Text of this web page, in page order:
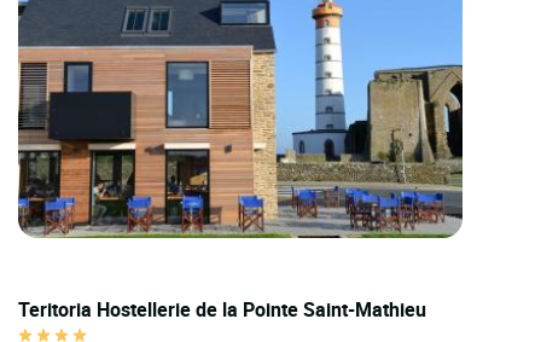
Teritoria Hostellerie de la Pointe Saint-Mathieu